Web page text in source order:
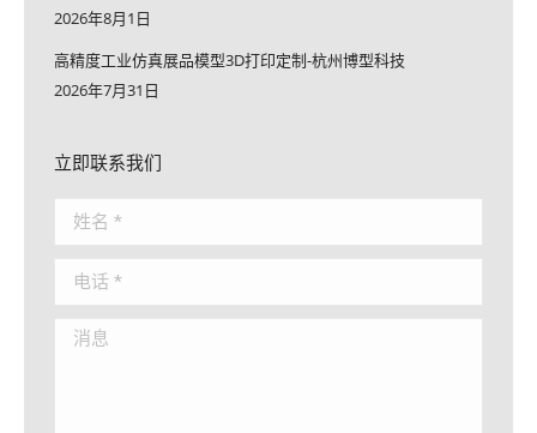
2026年8月1日
高精度工业仿真展品模型3D打印定制-杭州博型科技
2026年7月31日
立即联系我们
姓名 *
电话 *
消息